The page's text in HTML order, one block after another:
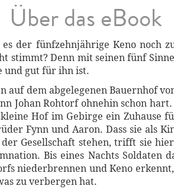
Über das eBook
der fünfzehnjährige Keno noch
stimmt? Denn mit seinen fünf
und gut für ihn ist.
auf dem abgelegenen Bauernhof
Johan Rohtorf ohnehin schon
Hof im Gebirge ein Zuhause
Fynn und Aaron. Dass sie als
Gesellschaft stehen, trifft sie
Bis eines Nachts Soldaten
niederbrennen und Keno
zu verbergen hat.